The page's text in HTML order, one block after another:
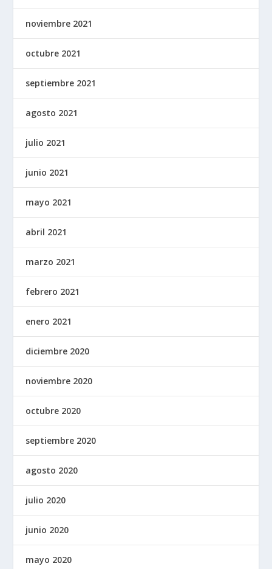
noviembre 2021
octubre 2021
septiembre 2021
agosto 2021
julio 2021
junio 2021
mayo 2021
abril 2021
marzo 2021
febrero 2021
enero 2021
diciembre 2020
noviembre 2020
octubre 2020
septiembre 2020
agosto 2020
julio 2020
junio 2020
mayo 2020